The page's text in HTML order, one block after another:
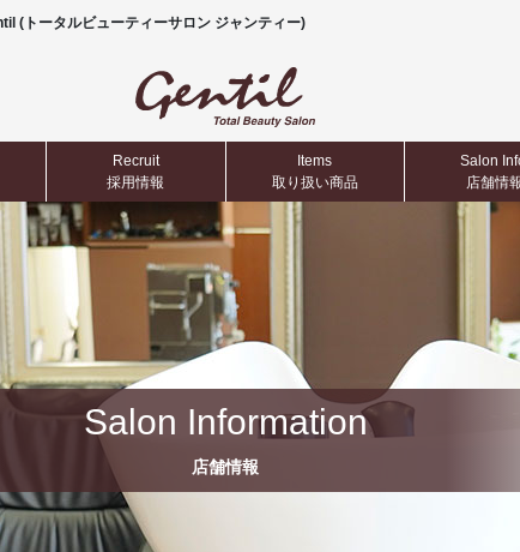
(トータルビューティーサロン ジャンティー)
Recruit
採用情報
Items
​​​​​​​取り扱い商品
Salon
店舗情
募集要項
Recruit Information
Salon Information
店舗情報